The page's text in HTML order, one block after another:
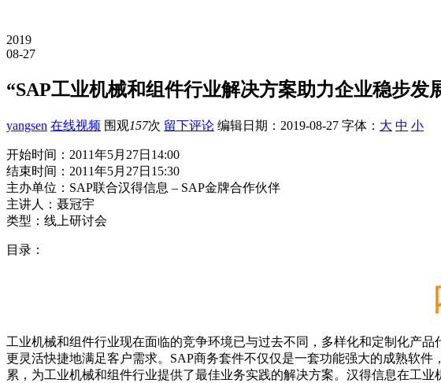
2019
08-27
“SAP工业机械和组件行业解决方案助力企业稳步发
yangsen 在线视频 围观157次 留下评论 编辑日期： 2019-08-27 字体： 大 中 小
开始时间：2011年5月27日14:00
结束时间：2011年5月27日15:30
主办单位：SAP联合汉得信息 – SAP金牌合作伙伴
主讲人：聂冠宇
类型：线上研讨会
目录：
工业机械和组件行业现在面临的竞争环境已与过去不同，多样化和定制化产
更灵活快捷地满足客户需求。SAP商务套件不仅仅是一套功能强大的成熟软件
累，为工业机械和组件行业提供了最佳业务实践的解决方案。汉得信息在工